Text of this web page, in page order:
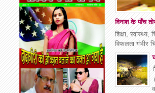
विनाश के पाँच
शिक्षा,
विफलता गंभीर
(